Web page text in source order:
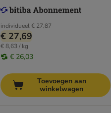
individueel€ 27,87
€ 27,69
€ 8,63 / kg
€ 26,03
Toevoegen aan
winkelwagen